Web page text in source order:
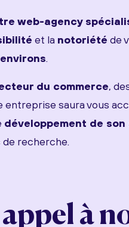
web-agency
et la notoriété de
.
du commerce,
saura vous
développement de son
recherche.
à